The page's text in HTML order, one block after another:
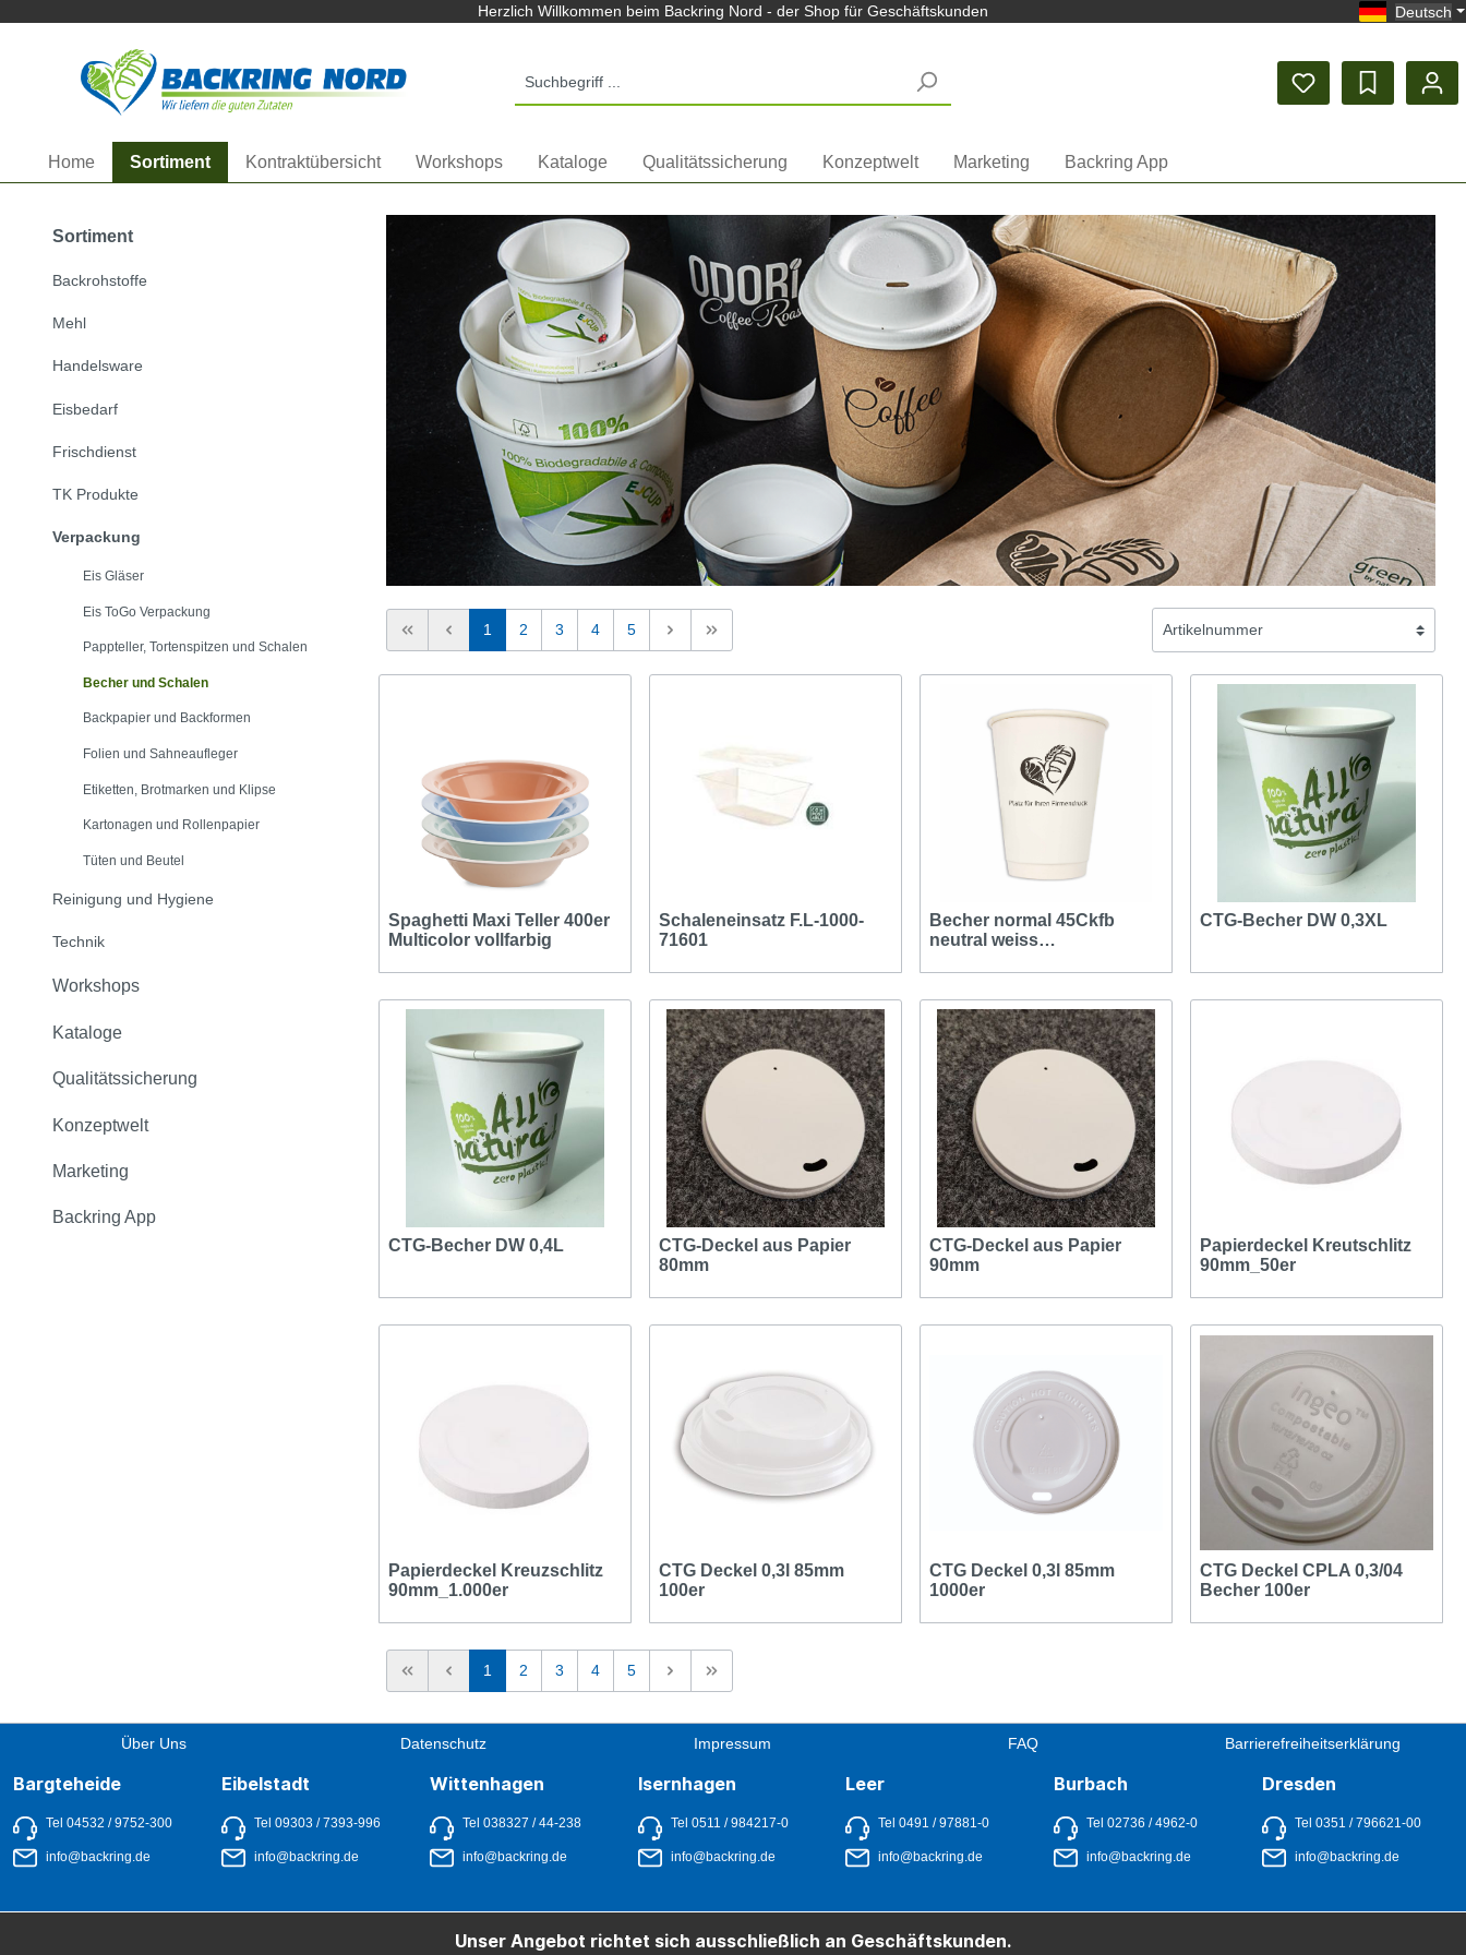
Herzlich Willkommen beim Backring Nord Shop
Herzlich Willkommen beim Backring Nord - der Shop für Geschäftskunden Deutsch
Home Sortiment Kontraktübersicht Workshops Kataloge Qualitätssicherung Konzeptwelt Marketing Backring App
Sortiment
Backrohstoffe
Mehl
Handelsware
Eisbedarf
Frischdienst
TK Produkte
Verpackung
Eis Gläser
Eis ToGo Verpackung
Pappteller, Tortenspitzen und Schalen
Becher und Schalen
Backpapier und Backformen
Folien und Sahneaufleger
Etiketten, Brotmarken und Klipse
Kartonagen und Rollenpapier
Tüten und Beutel
Reinigung und Hygiene
Technik
Workshops
Kataloge
Qualitätssicherung
Konzeptwelt
Marketing
Backring App
1 2 3 4 5
Spaghetti Maxi Teller 400er
Multicolor vollfarbig
Schaleneinsatz F.L-1000-
71601
Becher normal 45Ckfb
neutral weiss
CTG-Becher DW 0,3XL
CTG-Becher DW 0,4L
CTG-Deckel aus Papier
80mm
CTG-Deckel aus Papier
90mm
Papierdeckel Kreutschlitz
90mm_50er
Papierdeckel Kreuzschlitz
90mm_1.000er
CTG Deckel 0,3l 85mm
100er
CTG Deckel 0,3l 85mm
1000er
CTG Deckel CPLA 0,3/04
Becher 100er
1 2 3 4 5
Über Uns Datenschutz Impressum FAQ Barrierefreiheitserklärung
Bargteheide
Tel 04532 / 9752-300
info@backring.de
Eibelstadt
Tel 09303 / 7393-996
info@backring.de
Wittenhagen
Tel 038327 / 44-238
info@backring.de
Isernhagen
Tel 0511 / 984217-0
info@backring.de
Leer
Tel 0491 / 97881-0
info@backring.de
Burbach
Tel 02736 / 4962-0
info@backring.de
Dresden
Tel 0351 / 796621-00
info@backring.de
Unser Angebot richtet sich ausschließlich an Geschäftskunden.